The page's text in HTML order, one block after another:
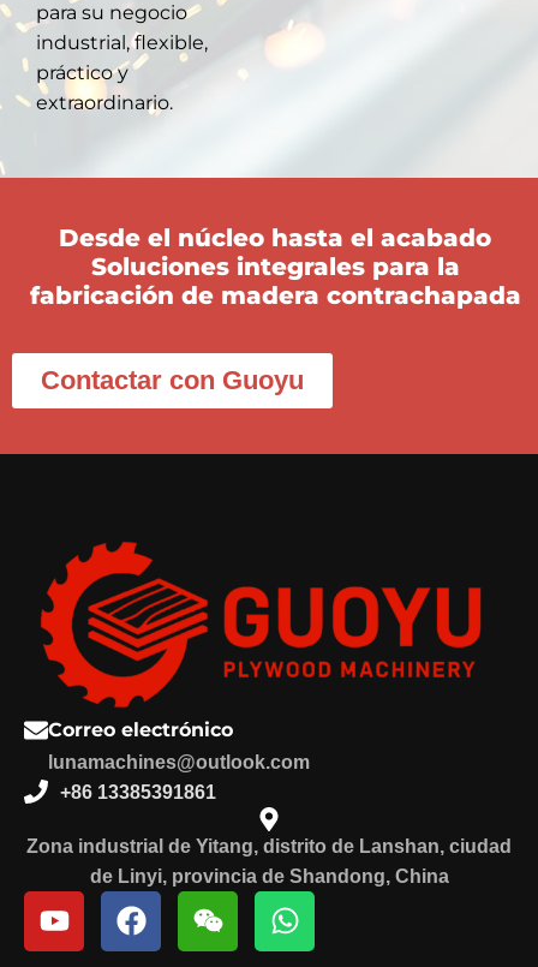
para su negocio
industrial, flexible,
práctico y
extraordinario.
Desde el núcleo hasta el acabado
Soluciones integrales para la
fabricación de madera contrachapada
Contactar con Guoyu
Correo electrónico
lunamachines@outlook.com
+86 13385391861
Zona industrial de Yitang, distrito de Lanshan, ciudad
de Linyi, provincia de Shandong, China